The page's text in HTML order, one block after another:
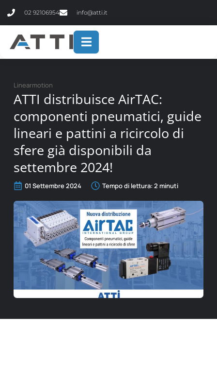
02 92106954 info@atti.it
Linearmotion
ATTI distribuisce AirTAC:
componenti pneumatici, guide
lineari e pattini a ricircolo di
sfere già disponibili da
settembre 2024!
01 Settembre 2024 Tempo di lettura: 2 minuti